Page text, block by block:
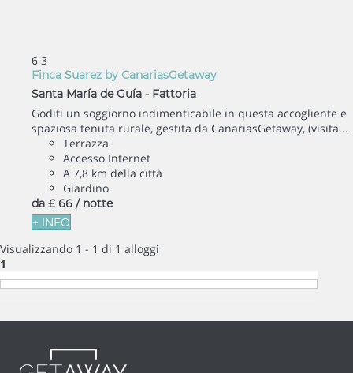
6 3
Finca Suarez by CanariasGetaway
Santa María de Guía - Fattoria
Goditi un soggiorno indimenticabile in questa accogliente e
spaziosa tenuta rurale, gestita da CanariasGetaway, (visita...
Terrazza
Accesso Internet
A 7,8 km della città
Giardino
da £ 66 / notte
+ INFO
Visualizzando 1 - 1 di 1 alloggi
1